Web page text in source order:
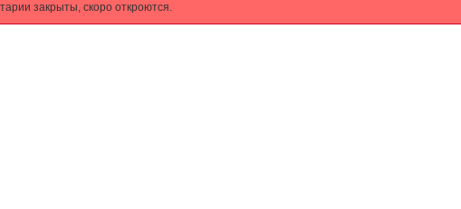
закрыты, скоро откроются.